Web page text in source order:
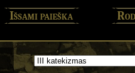
Išsami paieška